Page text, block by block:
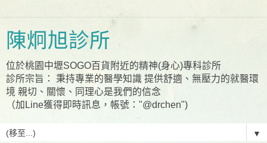
陳炯旭診所
位於桃園中壢SOGO百貨附近的精神(身心)專科診所
診所宗旨： 秉持專業的醫學知識 提供舒適、無壓力的就醫環
境 親切、關懷、同理心是我們的信念
（加Line獲得即時訊息，帳號："@drchen")
▼